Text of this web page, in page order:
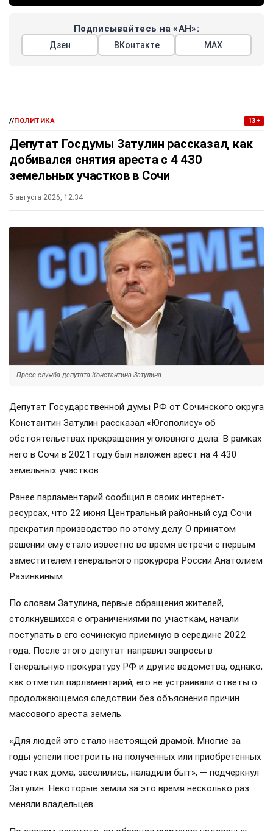
Подписывайтесь на «АН»:
Дзен ВКонтакте МАХ
//ПОЛИТИКА 13+
Депутат Госдумы Затулин рассказал, как
добивался снятия ареста с 4 430
земельных участков в Сочи
5 августа 2026, 12:34
Пресс-служба депутата Константина Затулина
Депутат Государственной думы РФ от Сочинского округа
Константин Затулин рассказал «Югополису» об
обстоятельствах прекращения уголовного дела. В рамках
него в Сочи в 2021 году был наложен арест на 4 430
земельных участков.
Ранее парламентарий сообщил в своих интернет-
ресурсах, что 22 июня Центральный районный суд Сочи
прекратил производство по этому делу. О принятом
решении ему стало известно во время встречи с первым
заместителем генерального прокурора России Анатолием
Разинкиным.
По словам Затулина, первые обращения жителей,
столкнувшихся с ограничениями по участкам, начали
поступать в его сочинскую приемную в середине 2022
года. После этого депутат направил запросы в
Генеральную прокуратуру РФ и другие ведомства, однако,
как отметил парламентарий, его не устраивали ответы о
продолжающемся следствии без объяснения причин
массового ареста земель.
«Для людей это стало настоящей драмой. Многие за
годы успели построить на полученных или приобретенных
участках дома, заселились, наладили быт», — подчеркнул
Затулин. Некоторые земли за это время несколько раз
меняли владельцев.